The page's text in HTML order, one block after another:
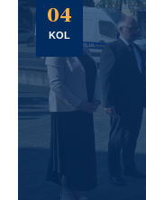
04
KOL